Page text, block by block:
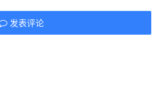
发表评论